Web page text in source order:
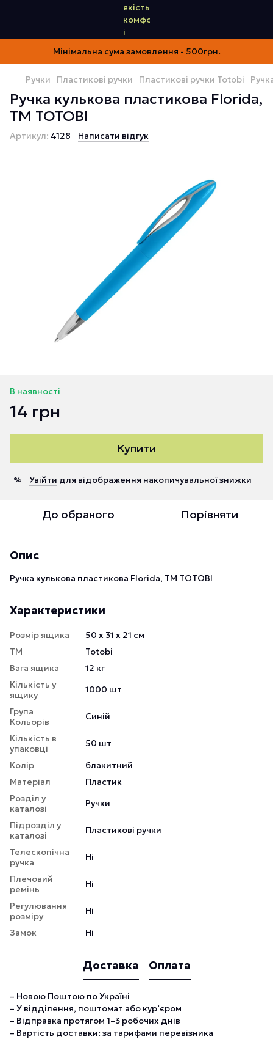
Мінімальна сума замовлення - 500грн.
Ручки Пластикові ручки Пластикові ручки Totobi
Ручка кулькова пластикова Florida,
TM TOTOBI
Артикул: 4128 Написати відгук
В наявності
14 грн
Купити
% Увійти для відображення накопичувальної знижки
До обраного Порівняти
Опис
Ручка кулькова пластикова Florida, TM TOTOBI
Характеристики
Розмір ящика
50 х 31 х 21 см
ТМ
Totobi
Вага ящика
12 кг
Кількість у
ящику
1000 шт
Група
Кольорів
Синій
Кількість в
упаковці
50 шт
Колір
блакитний
Матеріал
Пластик
Розділ у
каталозі
Ручки
Підрозділ у
каталозі
Пластикові ручки
Телескопічна
ручка
Ні
Плечовий
ремінь
Ні
Регулювання
розміру
Ні
Замок
Ні
Доставка Оплата
– Новою Поштою по Україні
– У відділення, поштомат або кур’єром
– Відправка протягом 1–3 робочих днів
– Вартість доставки: за тарифами перевізника